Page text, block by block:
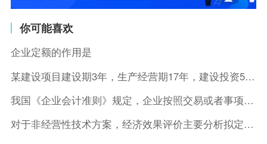
你可能喜欢
企业定额的作用是
某建设项目建设期3年，生产经营期17年，建设投资5500万元
我国《企业会计准则》规定，企业按照交易或者事项的经济特征确定
对于非经营性技术方案，经济效果评价主要分析拟定方案的( )。